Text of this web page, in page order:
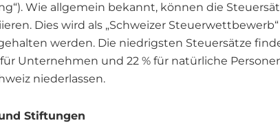
Wie allgemein bekannt, können die
Dies wird als „Schweizer
werden. Die niedrigsten Steuersätze
für Unternehmen und 22 % für natürliche
niederlassen.
Stiftungen